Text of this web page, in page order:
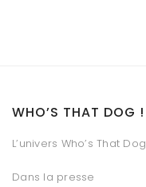
WHO’S THAT DOG !
L’univers Who’s That Dog
Dans la presse